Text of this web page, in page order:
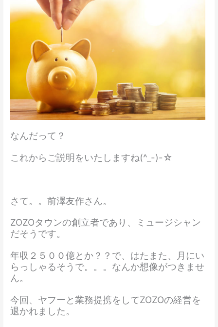
なんだって？
これからご説明をいたしますね(^_-)-☆
さて。。前澤友作さん。
ZOZOタウンの創立者であり、ミュージシャン
だそうです。
年収２５００億とか？？で、はたまた、月にい
らっしゃるそうで。。。なんか想像がつきませ
ん。
今回、ヤフーと業務提携をしてZOZOの経営を
退かれました。